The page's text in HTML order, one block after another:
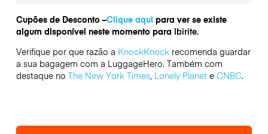
Cupões de Desconto –Clique aqui para ver se existe
algum disponível neste momento para Ibirite.
Verifique por que razão a KnockKnockrecomenda guardar
a sua bagagem com a LuggageHero. Também com
destaque no The New York Times, Lonely Planete CNBC.